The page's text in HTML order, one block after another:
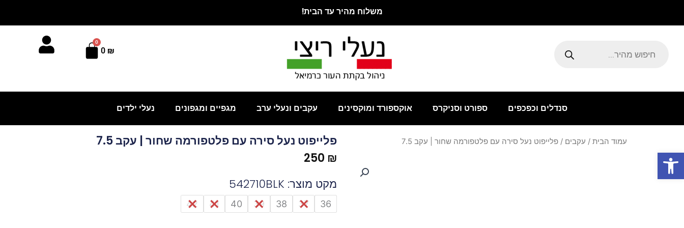
פתח סרגל נגישות
משלוח מהיר עד הבית!
0 ₪
0
עגלת
סנדלים וכפכפים ספורט וסניקרס אוקספורד ומוקסינים עקבים ונעלי ערב מגפיים ומגפונים נעלי ילדים
עמוד הבית / עקבים / פלייפוט נעל סירה עם פלטפורמה שחור | עקב 7.5
פלייפוט נעל סירה עם פלטפורמה שחור | עקב 7.5
250 ₪
מקט מוצר: 542710BLK
36
37
38
39
40
41
42
כמות
של